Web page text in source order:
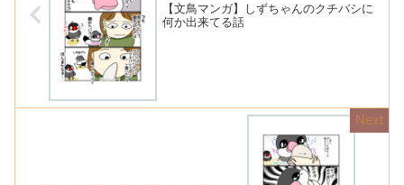
【文鳥マンガ】しずちゃんのクチバシに
何か出来てる話